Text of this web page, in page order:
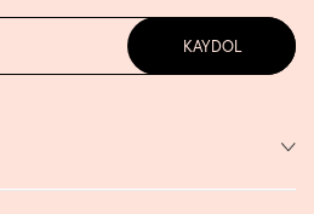
KAYDOL